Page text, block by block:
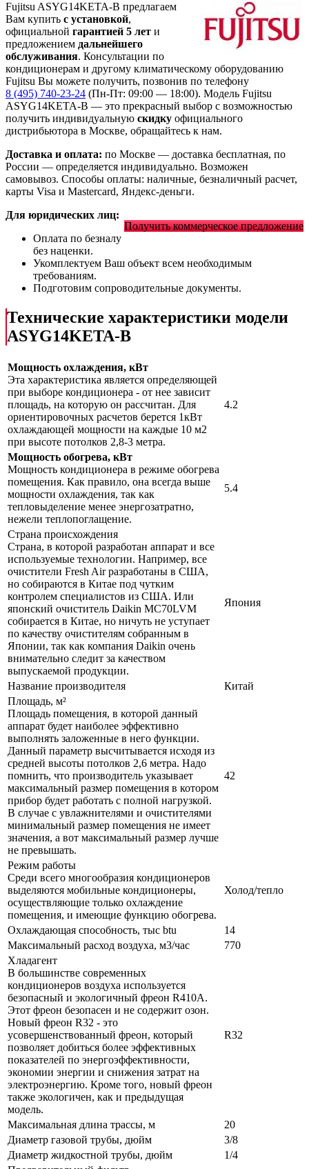
Fujitsu ASYG14KETA-B предлагаем
Вам купить с установкой,
официальной гарантией 5 лет и
предложением дальнейшего
обслуживания. Консультации по
кондиционерам и другому климатическому оборудованию
Fujitsu Вы можете получить, позвонив по телефону
8 (495) 740-23-24 (Пн-Пт: 09:00 — 18:00). Модель Fujitsu
ASYG14KETA-B — это прекрасный выбор с возможностью
получить индивидуальную скидку официального
дистрибьютора в Москве, обращайтесь к нам.
Доставка и оплата: по Москве — доставка бесплатная, по
России — определяется индивидуально. Возможен
самовывоз. Способы оплаты: наличные, безналичный расчет,
карты Visa и Mastercard, Яндекс-деньги.
Получить коммерческое предложение
Для юридических лиц:
Оплата по безналу
без наценки.
Укомплектуем Ваш объект всем необходимым
требованиям.
Подготовим сопроводительные документы.
Технические характеристики модели
ASYG14KETA-B
Мощность охлаждения, кВт
Эта характеристика является определяющей
при выборе кондиционера - от нее зависит
площадь, на которую он рассчитан. Для
ориентировочных расчетов берется 1кВт
охлаждающей мощности на каждые 10 м2
при высоте потолков 2,8-3 метра.
4.2
Мощность обогрева, кВт
Мощность кондиционера в режиме обогрева
помещения. Как правило, она всегда выше
мощности охлаждения, так как
тепловыделение менее энергозатратно,
нежели теплопоглащение.
5.4
Страна происхождения
Страна, в которой разработан аппарат и все
используемые технологии. Например, все
очистители Fresh Air разработаны в США,
но собираются в Китае под чутким
контролем специалистов из США. Или
японский очиститель Daikin MC70LVM
собирается в Китае, но ничуть не уступает
по качеству очистителям собранным в
Японии, так как компания Daikin очень
внимательно следит за качеством
выпускаемой продукции.
Япония
Название производителя
Китай
Площадь, м²
Площадь помещения, в которой данный
аппарат будет наиболее эффективно
выполнять заложенные в него функции.
Данный параметр высчитывается исходя из
средней высоты потолков 2,6 метра. Надо
помнить, что производитель указывает
максимальный размер помещения в котором
прибор будет работать с полной нагрузкой.
В случае с увлажнителями и очистителями
минимальный размер помещения не имеет
значения, а вот максимальный размер лучше
не превышать.
42
Режим работы
Среди всего многообразия кондиционеров
выделяются мобильные кондиционеры,
осуществляющие только охлаждение
помещения, и имеющие функцию обогрева.
Холод/тепло
Охлаждающая способность, тыс btu
14
Максимальный расход воздуха, м3/час
770
Хладагент
В большинстве современных
кондиционеров воздуха используется
безопасный и экологичный фреон R410A.
Этот фреон безопасен и не содержит озон.
Новый фреон R32 - это
усовершенствованный фреон, который
позволяет добиться более эффективных
показателей по энергоэффективности,
экономии энергии и снижения затрат на
электроэнергию. Кроме того, новый фреон
также экологичен, как и предыдущая
модель.
R32
Максимальная длина трассы, м
20
Диаметр газовой трубы, дюйм
3/8
Диаметр жидкостной трубы, дюйм
1/4